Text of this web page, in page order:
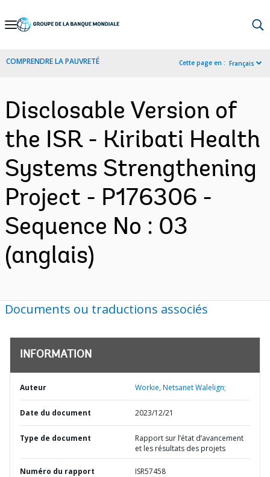
Skip
Navigation
COMPRENDRE LA PAUVRETÉ Cette page en : Français
Disclosable Version of
the ISR - Kiribati Health
Systems Strengthening
Project - P176306 -
Sequence No : 03
(anglais)
Documents ou traductions associés
INFORMATION
Auteur Workie, Netsanet Walelign;
Date du document 2023/12/21
Type de document
Rapport sur l’état d’avancement
et les résultats des projets
Numéro du rapport ISR57458